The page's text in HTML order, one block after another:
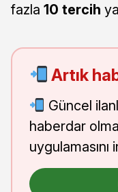
fazla 10 tercih
Artık
Güncel
haberdar
uygulamasını